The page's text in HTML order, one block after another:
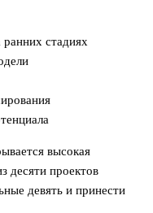
стадиях
высокая
десяти проектов
девять и принести